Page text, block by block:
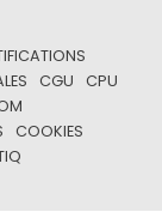
CGU
CPU
COOKIES